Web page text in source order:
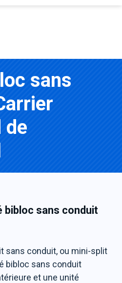
sans
de
bibloc sans conduit
sans conduit, ou mini-split
bibloc sans conduit
et une unité